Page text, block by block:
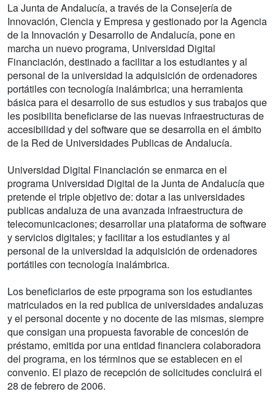
La Junta de Andalucía, a través de la Consejería de
Innovación, Ciencia y Empresa y gestionado por la Agencia
de la Innovación y Desarrollo de Andalucía, pone en
marcha un nuevo programa, Universidad Digital
Financiación, destinado a facilitar a los estudiantes y al
personal de la universidad la adquisición de ordenadores
portátiles con tecnología inalámbrica; una herramienta
básica para el desarrollo de sus estudios y sus trabajos que
les posibilita beneficiarse de las nuevas infraestructuras de
accesibilidad y del software que se desarrolla en el ámbito
de la Red de Universidades Publicas de Andalucía.
Universidad Digital Financiación se enmarca en el
programa Universidad Digital de la Junta de Andalucía que
pretende el triple objetivo de: dotar a las universidades
publicas andaluza de una avanzada infraestructura de
telecomunicaciones; desarrollar una plataforma de software
y servicios digitales; y facilitar a los estudiantes y al
personal de la universidad la adquisición de ordenadores
portátiles con tecnología inalámbrica.
Los beneficiarios de este prpograma son los estudiantes
matriculados en la red publica de universidades andaluzas
y el personal docente y no docente de las mismas, siempre
que consigan una propuesta favorable de concesión de
préstamo, emitida por una entidad financiera colaboradora
del programa, en los términos que se establecen en el
convenio. El plazo de recepción de solicitudes concluirá el
28 de febrero de 2006.